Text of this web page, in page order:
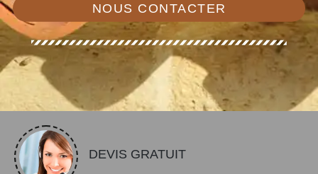
NOUS CONTACTER
DEVIS GRATUIT